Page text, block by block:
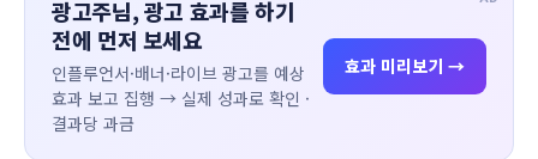
광고주님, 광고 효과를 하기
전에 먼저 보세요
인플루언서·배너·라이브 광고를 예상
효과 보고 집행 → 실제 성과로 확인 ·
결과당 과금
효과 미리보기 →